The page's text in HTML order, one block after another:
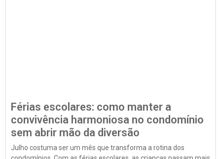
Férias escolares: como manter a
convivência harmoniosa no condomínio
sem abrir mão da diversão
Julho costuma ser um mês que transforma a rotina dos